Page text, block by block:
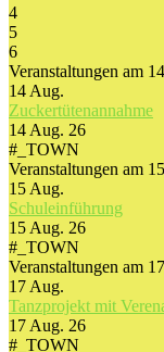
4
5
6
Veranstaltungen am
14 Aug.
Zuckertütenannahme
14 Aug. 26
#_TOWN
Veranstaltungen am
15 Aug.
Schuleinführung
15 Aug. 26
#_TOWN
Veranstaltungen am
17 Aug.
Tanzprojekt mit
17 Aug. 26
#_TOWN